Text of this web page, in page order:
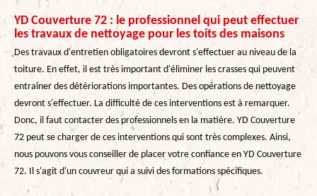
YD Couverture 72 : le professionnel qui peut effectuer
les travaux de nettoyage pour les toits des maisons
Des travaux d'entretien obligatoires devront s'effectuer au niveau de la
toiture. En effet, il est très important d'éliminer les crasses qui peuvent
entraîner des détériorations importantes. Des opérations de nettoyage
devront s'effectuer. La difficulté de ces interventions est à remarquer.
Donc, il faut contacter des professionnels en la matière. YD Couverture
72 peut se charger de ces interventions qui sont très complexes. Ainsi,
nous pouvons vous conseiller de placer votre confiance en YD Couverture
72. Il s'agit d'un couvreur qui a suivi des formations spécifiques.